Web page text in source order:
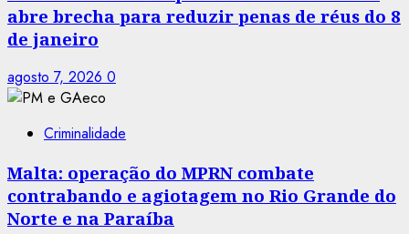
abre brecha para reduzir penas de réus do 8
de janeiro
agosto 7, 2026 0
Criminalidade
Malta: operação do MPRN combate
contrabando e agiotagem no Rio Grande do
Norte e na Paraíba